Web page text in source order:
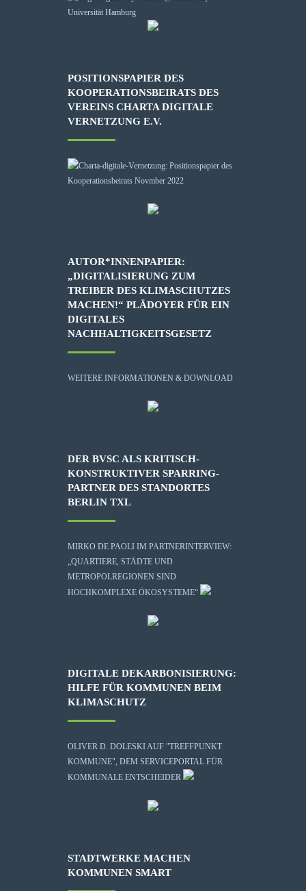
POSITIONSPAPIER DES
KOOPERATIONSBEIRATS DES
VEREINS CHARTA DIGITALE
VERNETZUNG E.V.
AUTOR*INNENPAPIER:
„DIGITALISIERUNG ZUM
TREIBER DES KLIMASCHUTZES
MACHEN!“ PLÄDOYER FÜR EIN
DIGITALES
NACHHALTIGKEITSGESETZ
WEITERE INFORMATIONEN & DOWNLOAD
DER BVSC ALS KRITISCH-
KONSTRUKTIVER SPARRING-
PARTNER DES STANDORTES
BERLIN TXL
MIRKO DE PAOLI IM PARTNERINTERVIEW:
„QUARTIERE, STÄDTE UND
METROPOLREGIONEN SIND
HOCHKOMPLEXE ÖKOSYSTEME“
DIGITALE DEKARBONISIERUNG:
HILFE FÜR KOMMUNEN BEIM
KLIMASCHUTZ
OLIVER D. DOLESKI AUF "TREFFPUNKT
KOMMUNE", DEM SERVICEPORTAL FÜR
KOMMUNALE ENTSCHEIDER
STADTWERKE MACHEN
KOMMUNEN SMART